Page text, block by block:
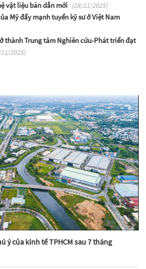
vật liệu bán dẫn mới (28/11/2025)
Mỹ đẩy mạnh tuyển kỹ sư ở Việt Nam
thành Trung tâm Nghiên cứu-Phát triển đạt
2025)
ý của kinh tế TPHCM sau 7 tháng